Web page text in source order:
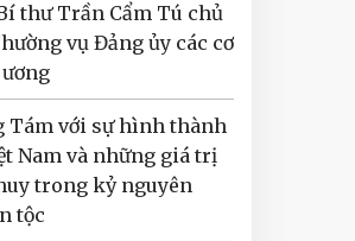
thư Trần Cẩm Tú chủ
vụ Đảng ủy các cơ
Tám với sự hình thành
Nam và những giá trị
trong kỷ nguyên
tộc